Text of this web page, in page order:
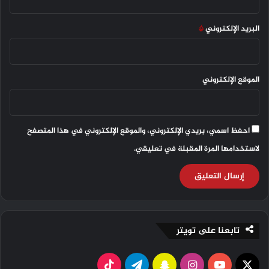
البريد الإلكتروني*
الموقع الإلكتروني
احفظ اسمي، بريدي الإلكتروني، والموقع الإلكتروني في هذا المتصفح
لاستخدامها المرة المقبلة في تعليقي.
تابعنا على تويتر
X س